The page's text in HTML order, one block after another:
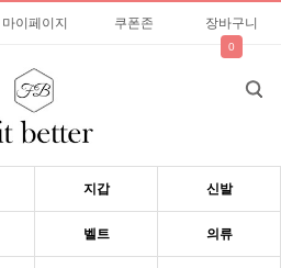
마이페이지 쿠폰존 장바구니
0
지갑 신발
벨트 의류